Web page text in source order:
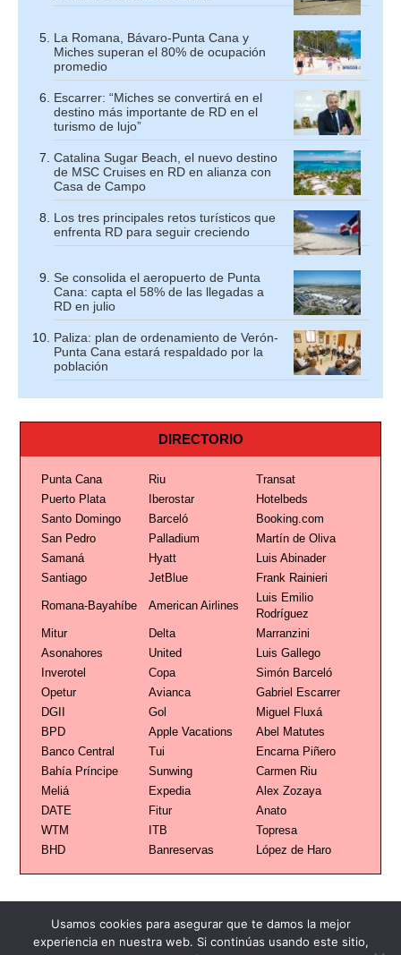
La Romana, Bávaro-Punta Cana y
Miches superan el 80% de ocupación
promedio
Escarrer: “Miches se convertirá en el
destino más importante de RD en el
turismo de lujo”
Catalina Sugar Beach, el nuevo destino
de MSC Cruises en RD en alianza con
Casa de Campo
Los tres principales retos turísticos que
enfrenta RD para seguir creciendo
Se consolida el aeropuerto de Punta
Cana: capta el 58% de las llegadas a
RD en julio
Paliza: plan de ordenamiento de Verón-
Punta Cana estará respaldado por la
población
DIRECTORIO
Punta Cana Riu
Transat
Puerto Plata
Iberostar
Hotelbeds
Santo Domingo
Barceló
Booking.com
San Pedro
Palladium
Martín de Oliva
Samaná
Hyatt
Luis Abinader
Santiago
JetBlue Frank Rainieri
Romana-Bayahíbe American Airlines
Luis Emilio
Rodríguez
Mitur
Delta
Marranzini
Asonahores
United
Luis Gallego
Inverotel
Copa
Simón Barceló
Opetur
Avianca
Gabriel Escarrer
DGII
Gol
Miguel Fluxá
BPD
Apple Vacations
Abel Matutes
Banco Central
Tui
Encarna Piñero
Bahía Príncipe
Sunwing
Carmen Riu
Meliá
Expedia
Alex Zozaya
DATE
Fitur
Anato
WTM
ITB
Topresa
BHD
Banreservas López de Haro
Usamos cookies para asegurar que te damos la mejor
experiencia en nuestra web. Si continúas usando este sitio,